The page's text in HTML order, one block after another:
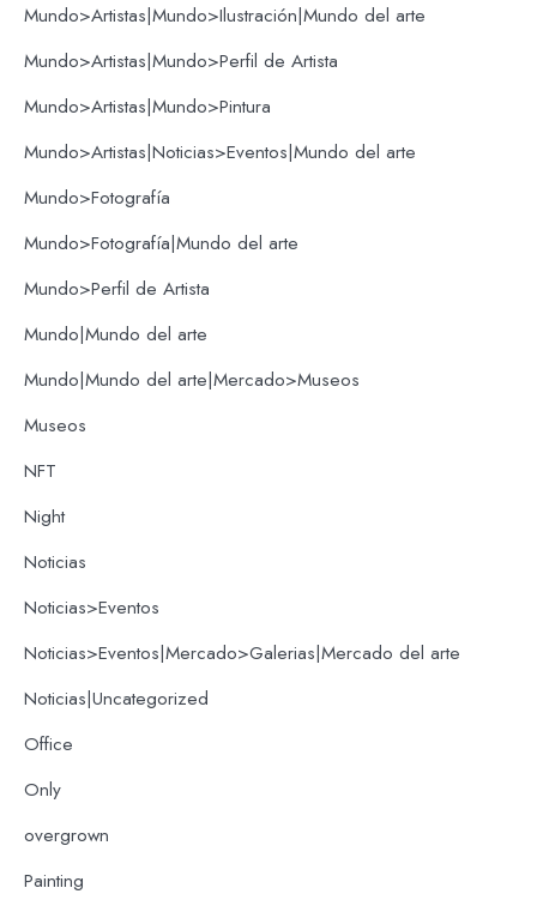
Mundo>Artistas|Mundo>Ilustración|Mundo del arte
Mundo>Artistas|Mundo>Perfil de Artista
Mundo>Artistas|Mundo>Pintura
Mundo>Artistas|Noticias>Eventos|Mundo del arte
Mundo>Fotografía
Mundo>Fotografía|Mundo del arte
Mundo>Perfil de Artista
Mundo|Mundo del arte
Mundo|Mundo del arte|Mercado>Museos
Museos
NFT
Night
Noticias
Noticias>Eventos
Noticias>Eventos|Mercado>Galerias|Mercado del arte
Noticias|Uncategorized
Office
Only
overgrown
Painting